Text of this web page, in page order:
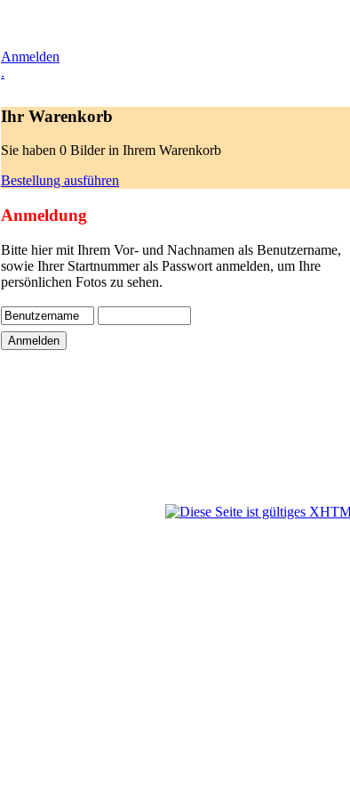
Anmelden
.
Ihr Warenkorb
Sie haben 0 Bilder in Ihrem Warenkorb
Bestellung ausführen
Anmeldung
Bitte hier mit Ihrem Vor- und Nachnamen als Benutzername,
sowie Ihrer Startnummer als Passwort anmelden, um Ihre
persönlichen Fotos zu sehen.